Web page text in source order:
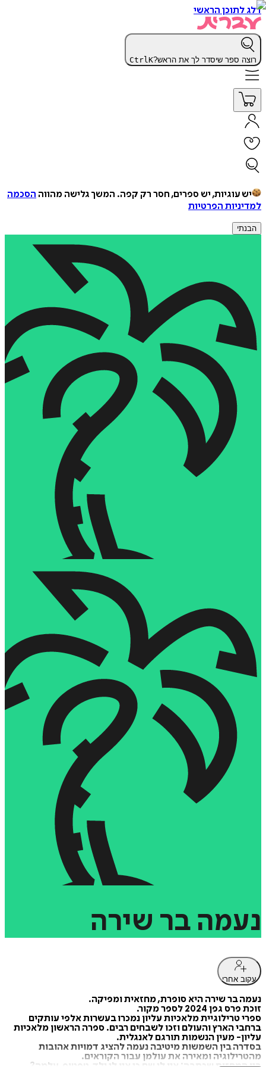
דלג לתוכן הראשי
רוצה ספר שיסדר לך את הראש? CtrlK
יש עוגיות, יש ספרים, חסר רק קפה. המשך גלישה מהווה הסכמה
למדיניות הפרטיות
הבנתי
נעמה בר שירה
עקוב אחרי
נעמה בר שירה היא סופרת, מחזאית ומפיקה.
זוכת פרס גפן 2024 לספר מקור.
ספרי טרילוגיית מלאכיות עליון נמכרו בעשרות אלפי עותקים
ברחבי הארץ והעולם וזכו לשבחים רבים. ספרה הראשון מלאכיות
עליון- מעין הנשמות תורגם לאנגלית.
בסדרה בין השמשות מיטיבה נעמה להציג דמויות אהובות
מהטרילוגיה ומאירה את עולמן עבור הקוראים.